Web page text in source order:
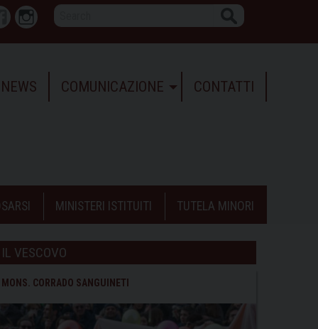
Instagram
NEWS COMUNICAZIONE CONTATTI
MINISTERI ISTITUITI TUTELA MINORI
IL VESCOVO
MONS. CORRADO SANGUINETI